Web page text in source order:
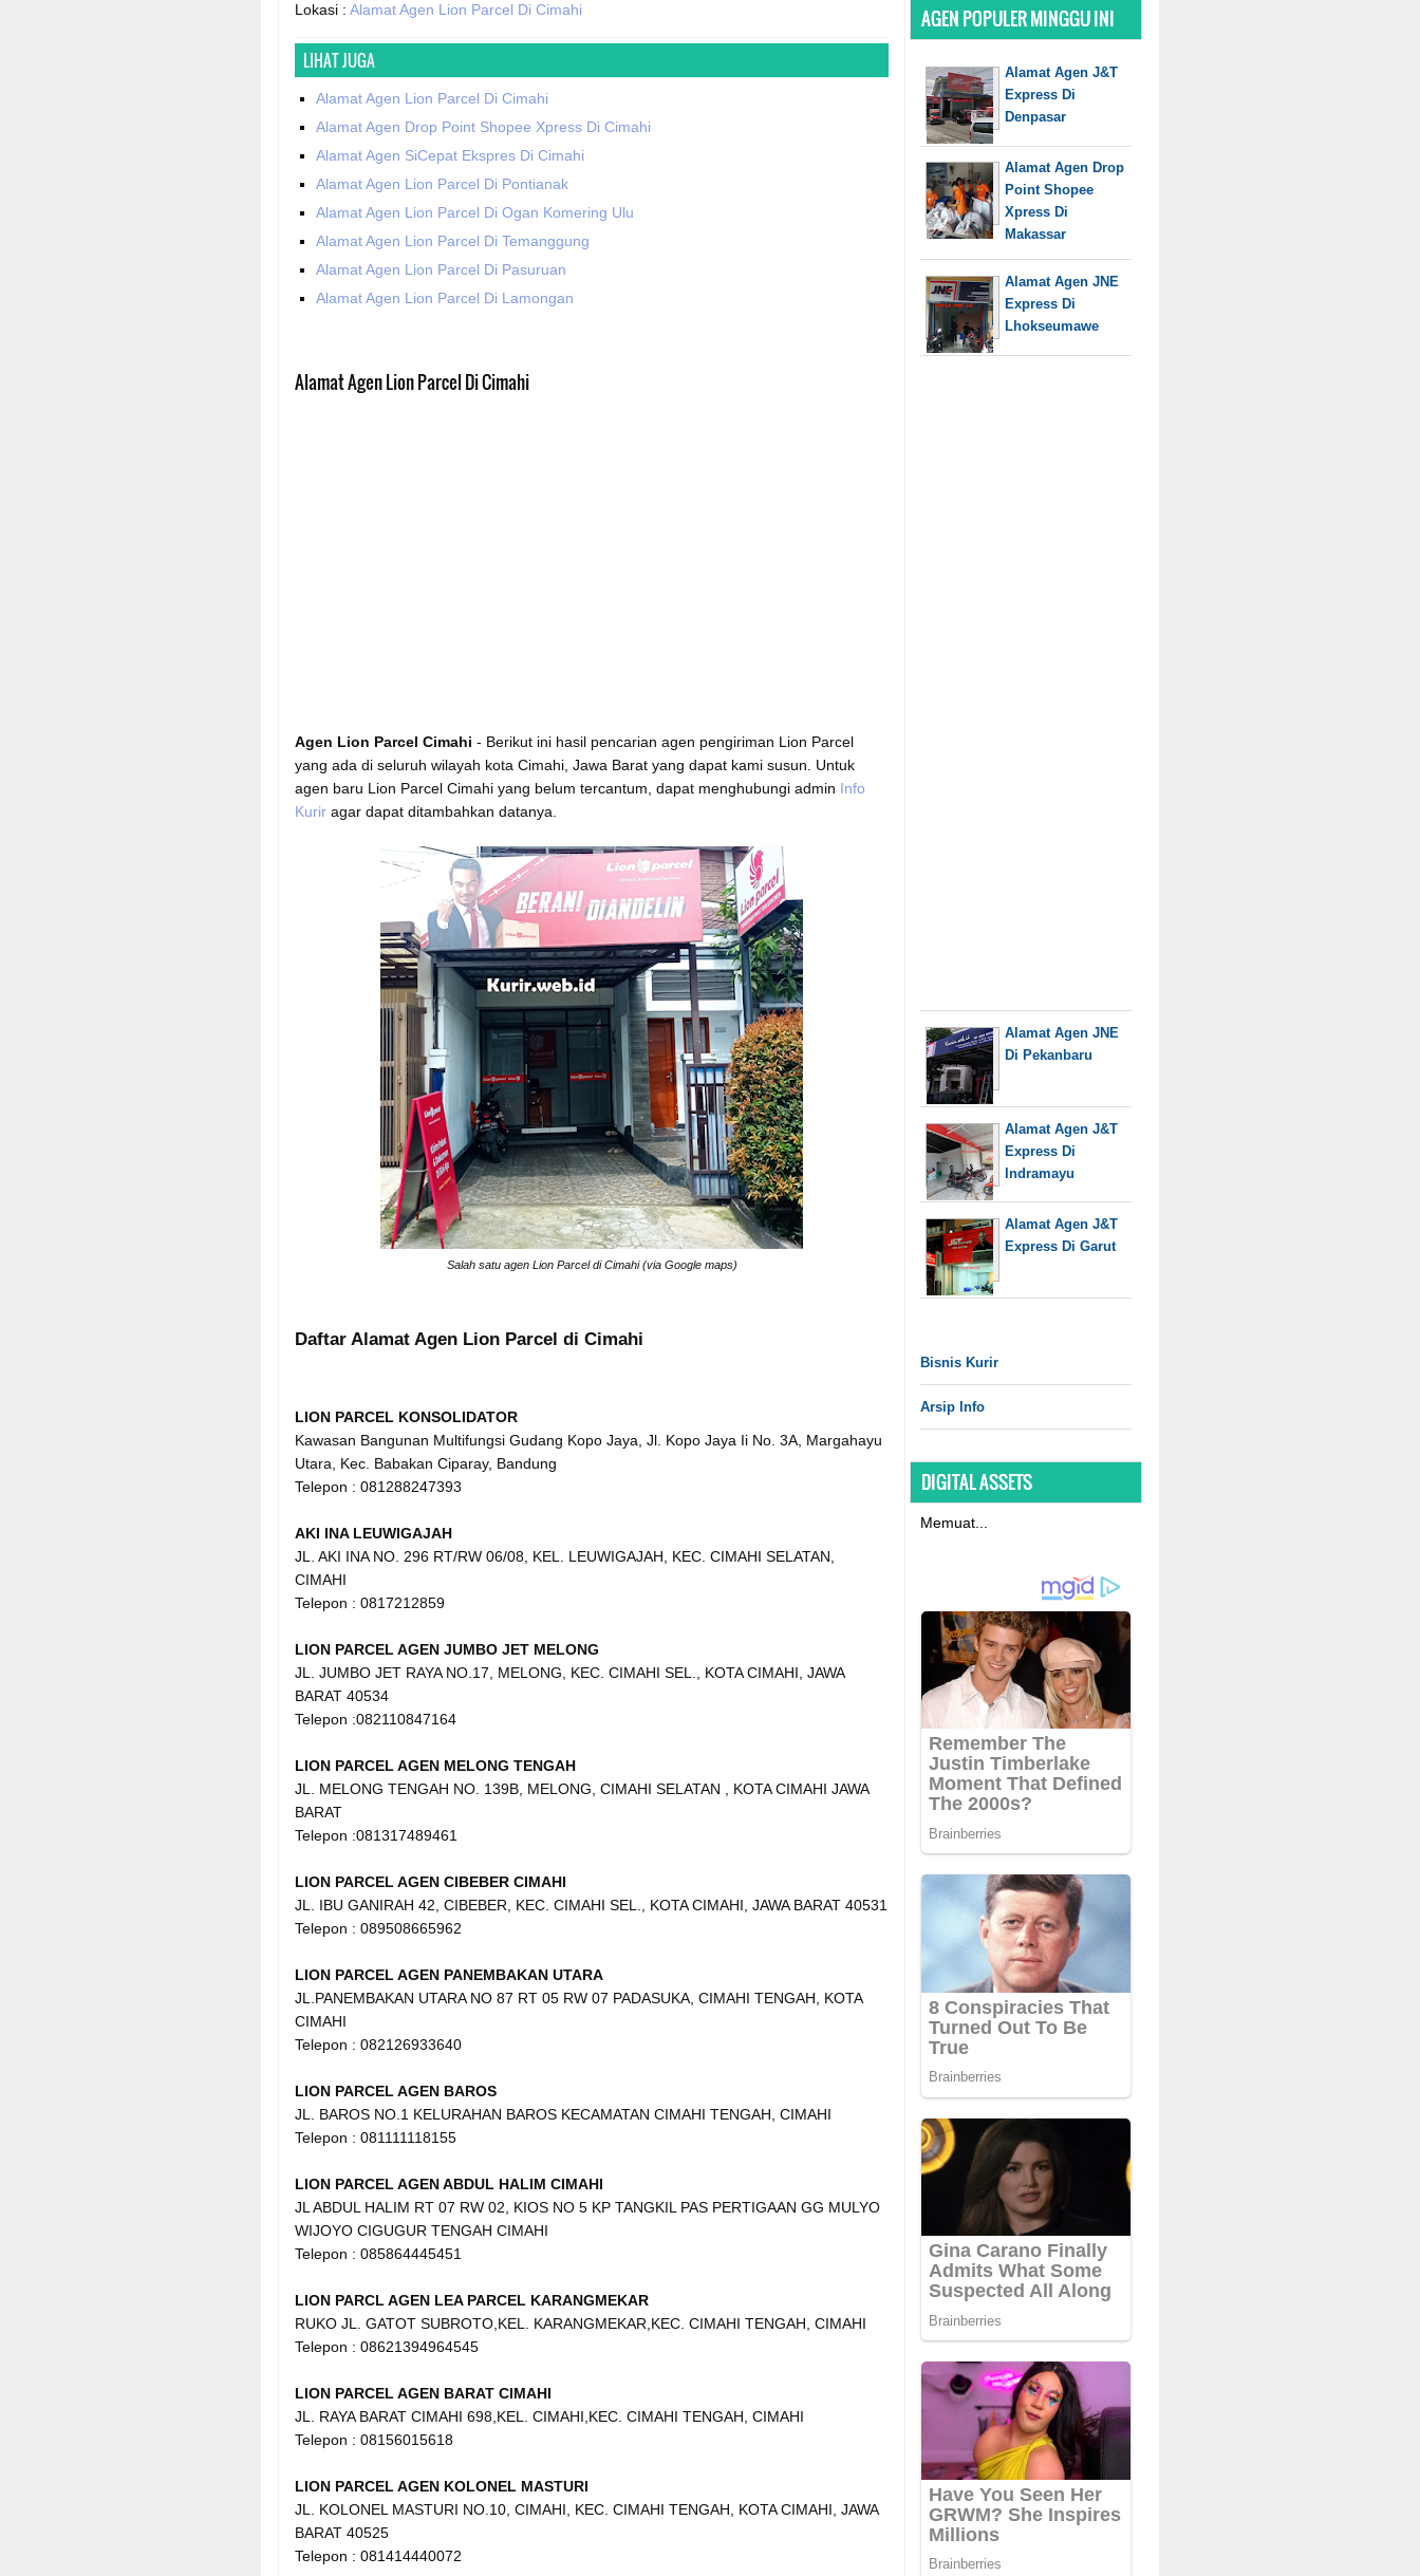
Lokasi : Alamat Agen Lion Parcel Di Cimahi
LIHAT JUGA
Alamat Agen Lion Parcel Di Cimahi
Alamat Agen Drop Point Shopee Xpress Di Cimahi
Alamat Agen SiCepat Ekspres Di Cimahi
Alamat Agen Lion Parcel Di Pontianak
Alamat Agen Lion Parcel Di Ogan Komering Ulu
Alamat Agen Lion Parcel Di Temanggung
Alamat Agen Lion Parcel Di Pasuruan
Alamat Agen Lion Parcel Di Lamongan
Alamat Agen Lion Parcel Di Cimahi
Agen Lion Parcel Cimahi - Berikut ini hasil pencarian agen pengiriman Lion Parcel
yang ada di seluruh wilayah kota Cimahi, Jawa Barat yang dapat kami susun. Untuk
agen baru Lion Parcel Cimahi yang belum tercantum, dapat menghubungi admin Info
Kurir agar dapat ditambahkan datanya.
Salah satu agen Lion Parcel di Cimahi (via Google maps)
Daftar Alamat Agen Lion Parcel di Cimahi
LION PARCEL KONSOLIDATOR
Kawasan Bangunan Multifungsi Gudang Kopo Jaya, Jl. Kopo Jaya Ii No. 3A, Margahayu
Utara, Kec. Babakan Ciparay, Bandung
Telepon : 081288247393
AKI INA LEUWIGAJAH
JL. AKI INA NO. 296 RT/RW 06/08, KEL. LEUWIGAJAH, KEC. CIMAHI SELATAN,
CIMAHI
Telepon : 0817212859
LION PARCEL AGEN JUMBO JET MELONG
JL. JUMBO JET RAYA NO.17, MELONG, KEC. CIMAHI SEL., KOTA CIMAHI, JAWA
BARAT 40534
Telepon :082110847164
LION PARCEL AGEN MELONG TENGAH
JL. MELONG TENGAH NO. 139B, MELONG, CIMAHI SELATAN , KOTA CIMAHI JAWA
BARAT
Telepon :081317489461
LION PARCEL AGEN CIBEBER CIMAHI
JL. IBU GANIRAH 42, CIBEBER, KEC. CIMAHI SEL., KOTA CIMAHI, JAWA BARAT 40531
Telepon : 089508665962
LION PARCEL AGEN PANEMBAKAN UTARA
JL.PANEMBAKAN UTARA NO 87 RT 05 RW 07 PADASUKA, CIMAHI TENGAH, KOTA
CIMAHI
Telepon : 082126933640
LION PARCEL AGEN BAROS
JL. BAROS NO.1 KELURAHAN BAROS KECAMATAN CIMAHI TENGAH, CIMAHI
Telepon : 081111118155
LION PARCEL AGEN ABDUL HALIM CIMAHI
JL ABDUL HALIM RT 07 RW 02, KIOS NO 5 KP TANGKIL PAS PERTIGAAN GG MULYO
WIJOYO CIGUGUR TENGAH CIMAHI
Telepon : 085864445451
LION PARCL AGEN LEA PARCEL KARANGMEKAR
RUKO JL. GATOT SUBROTO,KEL. KARANGMEKAR,KEC. CIMAHI TENGAH, CIMAHI
Telepon : 08621394964545
LION PARCEL AGEN BARAT CIMAHI
JL. RAYA BARAT CIMAHI 698,KEL. CIMAHI,KEC. CIMAHI TENGAH, CIMAHI
Telepon : 08156015618
LION PARCEL AGEN KOLONEL MASTURI
JL. KOLONEL MASTURI NO.10, CIMAHI, KEC. CIMAHI TENGAH, KOTA CIMAHI, JAWA
BARAT 40525
Telepon : 081414440072
AGEN POPULER MINGGU INI
Alamat Agen J&T
Express Di
Denpasar
Alamat Agen Drop
Point Shopee
Xpress Di
Makassar
Alamat Agen JNE
Express Di
Lhokseumawe
Alamat Agen JNE
Di Pekanbaru
Alamat Agen J&T
Express Di
Indramayu
Alamat Agen J&T
Express Di Garut
Bisnis Kurir
Arsip Info
DIGITAL ASSETS
Memuat...